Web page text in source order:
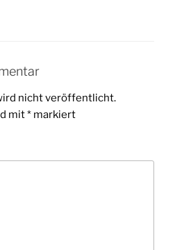
nicht veröffentlicht.
mit* markiert